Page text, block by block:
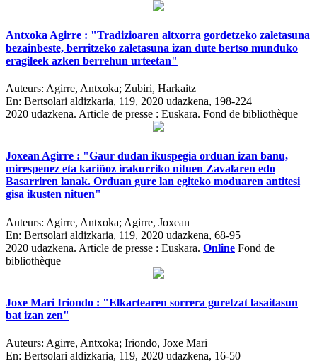
Antxoka Agirre : "Tradizioaren altxorra gordetzeko zaletasuna
bezainbeste, berritzeko zaletasuna izan dute bertso munduko
eragileek azken berrehun urteetan"
Auteurs: Agirre, Antxoka; Zubiri, Harkaitz
En: Bertsolari aldizkaria, 119, 2020 udazkena, 198-224
2020 udazkena. Article de presse : Euskara. Fond de bibliothèque
Joxean Agirre : "Gaur dudan ikuspegia orduan izan banu,
mirespenez eta kariñoz irakurriko nituen Zavalaren edo
Basarriren lanak. Orduan gure lan egiteko moduaren antitesi
gisa ikusten nituen"
Auteurs: Agirre, Antxoka; Agirre, Joxean
En: Bertsolari aldizkaria, 119, 2020 udazkena, 68-95
2020 udazkena. Article de presse : Euskara. Online Fond de
bibliothèque
Joxe Mari Iriondo : "Elkartearen sorrera guretzat lasaitasun
bat izan zen"
Auteurs: Agirre, Antxoka; Iriondo, Joxe Mari
En: Bertsolari aldizkaria, 119, 2020 udazkena, 16-50